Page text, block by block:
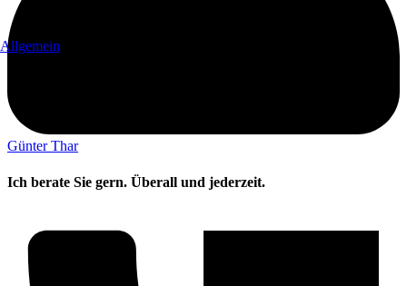
Allgemein
Günter Thar
Ich berate Sie gern. Überall und jederzeit.